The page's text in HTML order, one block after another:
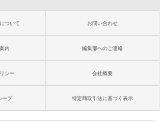
ついて お問い合わせ
内 編集部へのご連絡
シー 会社概要
ープ 特定商取引法に基づく表示